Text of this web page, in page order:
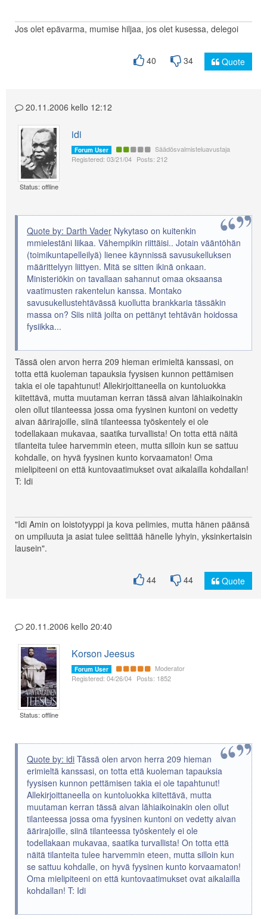
Jos olet epävarma, mumise hiljaa, jos olet kusessa, delegoi
40 34 Quote
20.11.2006 kello 12:12
Status: offline
idi
Forum User
Säädösvalmisteluavustaja
Registered: 03/21/04 Posts: 212
Quote by: Darth Vader Nykytaso on kuitenkin
mmielestäni liikaa. Vähempikin riittäisi.. Jotain vääntöhän
(toimikuntapelleilyä) lienee käynnissä savusukelluksen
määrittelyyn liittyen. Mitä se sitten ikinä onkaan.
Ministeriökin on tavallaan sahannut omaa oksaansa
vaatimusten rakentelun kanssa. Montako
savusukellustehtävässä kuollutta brankkaria tässäkin
massa on? Siis niitä joilta on pettänyt tehtävän hoidossa
fysiikka...
Tässä olen arvon herra 209 hieman erimieltä kanssasi, on
totta että kuoleman tapauksia fyysisen kunnon pettämisen
takia ei ole tapahtunut! Allekirjoittaneella on kuntoluokka
kiitettävä, mutta muutaman kerran tässä aivan lähiaikoinakin
olen ollut tilanteessa jossa oma fyysinen kuntoni on vedetty
aivan äärirajoille, siinä tilanteessa työskentely ei ole
todellakaan mukavaa, saatika turvallista! On totta että näitä
tilanteita tulee harvemmin eteen, mutta silloin kun se sattuu
kohdalle, on hyvä fyysinen kunto korvaamaton! Oma
mielipiteeni on että kuntovaatimukset ovat aikalailla kohdallan!
T: Idi
"Idi Amin on loistotyyppi ja kova pelimies, mutta hänen päänsä
on umpiluuta ja asiat tulee selittää hänelle lyhyin, yksinkertaisin
lausein".
44 44 Quote
20.11.2006 kello 20:40
Status: offline
Korson Jeesus
Forum User
Moderator
Registered: 04/26/04 Posts: 1852
Quote by: idi Tässä olen arvon herra 209 hieman
erimieltä kanssasi, on totta että kuoleman tapauksia
fyysisen kunnon pettämisen takia ei ole tapahtunut!
Allekirjoittaneella on kuntoluokka kiitettävä, mutta
muutaman kerran tässä aivan lähiaikoinakin olen ollut
tilanteessa jossa oma fyysinen kuntoni on vedetty aivan
äärirajoille, siinä tilanteessa työskentely ei ole
todellakaan mukavaa, saatika turvallista! On totta että
näitä tilanteita tulee harvemmin eteen, mutta silloin kun
se sattuu kohdalle, on hyvä fyysinen kunto korvaamaton!
Oma mielipiteeni on että kuntovaatimukset ovat aikalailla
kohdallan! T: Idi